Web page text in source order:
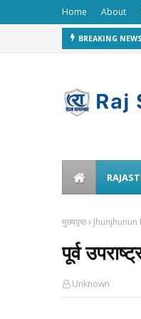
Home About
BREAKING NEWS
मुख्यपृष्ठ Jhunjhunun
पूर्व
Unknown